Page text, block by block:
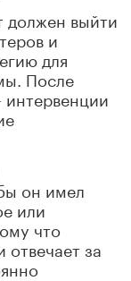
должен выйти
и
для
После
интервенции
он имел
или
что
за